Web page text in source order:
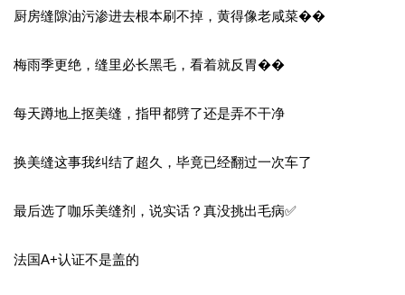
厨房缝隙油污渗进去根本刷不掉，黄得像老咸菜��
梅雨季更绝，缝里必长黑毛，看着就反胃��
每天蹲地上抠美缝，指甲都劈了还是弄不干净
换美缝这事我纠结了超久，毕竟已经翻过一次车了
最后选了咖乐美缝剂，说实话？真没挑出毛病✅
法国A+认证不是盖的